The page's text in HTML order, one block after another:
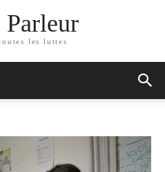
Parleur
les luttes